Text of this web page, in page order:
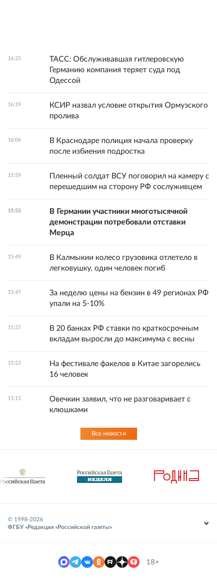
16:25
ТАСС: Обслуживавшая гитлеровскую
Германию компания теряет суда под
Одессой
16:19
КСИР назвал условие открытия Ормузского
пролива
16:06
В Краснодаре полиция начала проверку
после избиения подростка
15:59
Пленный солдат ВСУ поговорил на камеру с
перешедшим на сторону РФ сослуживцем
15:53
В Германии участники многотысячной
демонстрации потребовали отставки
Мерца
15:49
В Калмыкии колесо грузовика отлетело в
легковушку, один человек погиб
15:47
За неделю цены на бензин в 49 регионах РФ
упали на 5-10%
15:37
В 20 банках РФ ставки по краткосрочным
вкладам выросли до максимума с весны
15:23
На фестивале факелов в Китае загорелись
16 человек
15:15
Овечкин заявил, что не разговаривает с
клюшками
Все новости
© 1998-2026
ФГБУ «Редакция «Российской газеты»
18+